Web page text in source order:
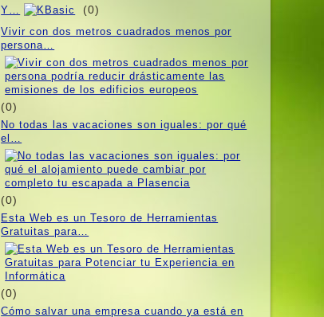
Y…
(0)
Vivir con dos metros cuadrados menos por
persona…
(0)
No todas las vacaciones son iguales: por qué
el…
(0)
Esta Web es un Tesoro de Herramientas
Gratuitas para…
(0)
Cómo salvar una empresa cuando ya está en